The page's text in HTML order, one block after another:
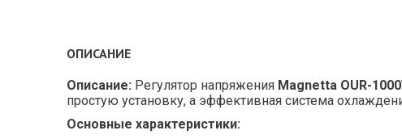
ОПИСАНИЕ
Описание: Регулятор напряжения Magnetta OUR-
простую установку, а эффективная система
Основные характеристики: